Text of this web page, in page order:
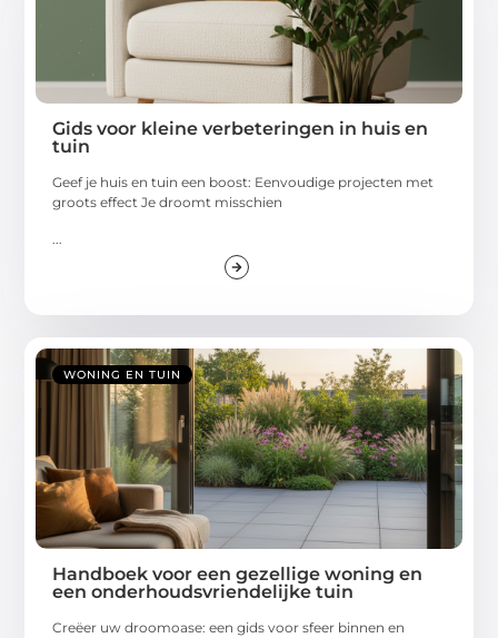
Gids voor kleine verbeteringen in huis en
tuin
Geef je huis en tuin een boost: Eenvoudige projecten met
groots effect Je droomt misschien
WONING EN TUIN
Handboek voor een gezellige woning en
een onderhoudsvriendelijke tuin
Creëer uw droomoase: een gids voor sfeer binnen en